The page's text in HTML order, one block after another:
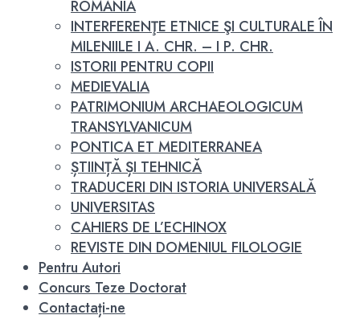
ROMANIA
INTERFERENŢE ETNICE ŞI CULTURALE ÎN
MILENIILE I A. CHR. – I P. CHR.
ISTORII PENTRU COPII
MEDIEVALIA
PATRIMONIUM ARCHAEOLOGICUM
TRANSYLVANICUM
PONTICA ET MEDITERRANEA
ȘTIINȚĂ ȘI TEHNICĂ
TRADUCERI DIN ISTORIA UNIVERSALĂ
UNIVERSITAS
CAHIERS DE L’ECHINOX
REVISTE DIN DOMENIUL FILOLOGIE
Pentru Autori
Concurs Teze Doctorat
Contactați-ne